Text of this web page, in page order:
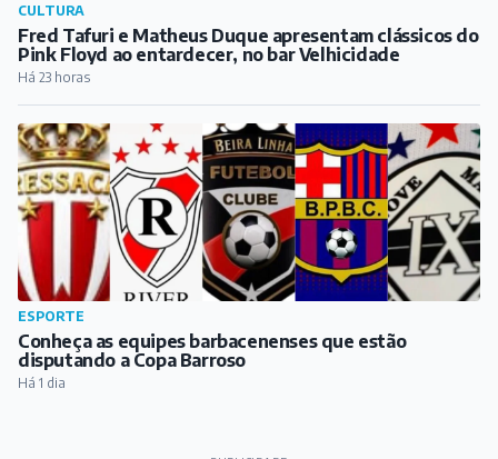
CULTURA
Fred Tafuri e Matheus Duque apresentam clássicos do
Pink Floyd ao entardecer, no bar Velhicidade
Há 23 horas
ESPORTE
Conheça as equipes barbacenenses que estão
disputando a Copa Barroso
Há 1 dia